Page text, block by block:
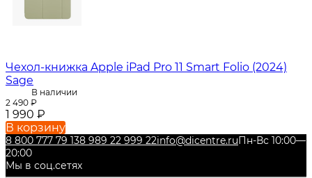
Чехол-книжка Apple iPad Pro 11 Smart Folio (2024)
Sage
В наличии
2 490 ₽
1 990 ₽
В корзину
8 800 777 79 138 989 22 999 22info@dicentre.ruПн-Вс 10:00—
20:00
Мы в соц.сетях